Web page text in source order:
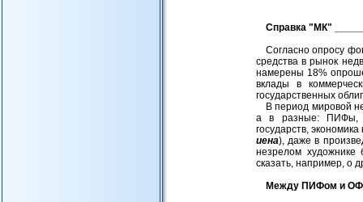
Справка "МК"
Согласно опросу
средства в рынок
намерены 18%
вклады в
государственных
В период мировой
а в разные:
государств,
иена), даже в
незрелом художнике
сказать, например, о
Между ПИФом и